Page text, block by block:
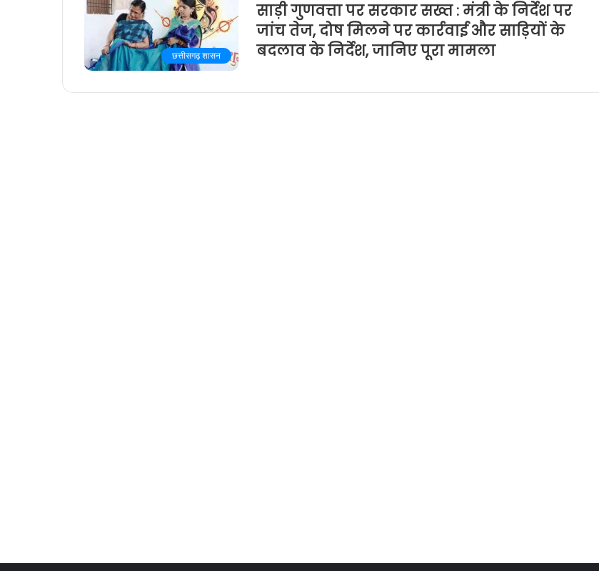
छत्तीसगढ़ शासन
साड़ी गुणवत्ता पर सरकार सख्त : मंत्री के निर्देश पर
जांच तेज, दोष मिलने पर कार्रवाई और साड़ियों के
बदलाव के निर्देश, जानिए पूरा मामला